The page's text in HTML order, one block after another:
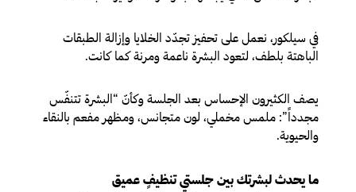
في سيلكور، نعمل على تحفيز تجدّد الخلايا وإزالة الطبقات
الباهتة بلطف، لتعود البشرة ناعمة ومرنة كما كانت.
يصف الكثيرون الإحساس بعد الجلسة وكأنّ “البشرة تتنفّس
مجدداً”: ملمس مخملي، لون متجانس، ومظهر مفعم بالنقاء
والحيوية.
ما يحدث لبشرتك بين جلستي تنظيفٍ عميق